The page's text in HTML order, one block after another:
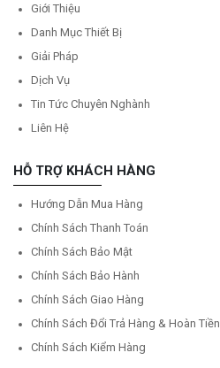
Giới Thiệu
Danh Mục Thiết Bị
Giải Pháp
Dịch Vụ
Tin Tức Chuyên Nghành
Liên Hệ
HỖ TRỢ KHÁCH HÀNG
Hướng Dẫn Mua Hàng
Chính Sách Thanh Toán
Chính Sách Bảo Mật
Chính Sách Bảo Hành
Chính Sách Giao Hàng
Chính Sách Đổi Trả Hàng & Hoàn Tiền
Chính Sách Kiểm Hàng